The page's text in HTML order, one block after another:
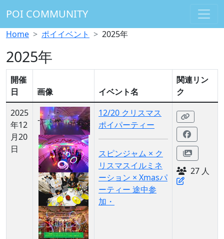
POI COMMUNITY
Home ポイイベント 2025年
2025年
開催
日
画像 イベント名
関連リン
ク
2025
年12
月20
日
-
12/20 クリスマス
ポイパーティー
スピンジャム × ク
リスマスイルミネ
ーション × Xmasパ
ーティー 途中参
加・
27 人